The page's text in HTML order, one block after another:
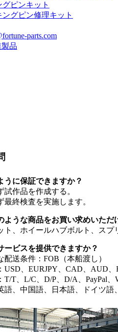
グピンキット
ングピン修理キット
parts.com
品
うに保証できますか？
試作品を作成する。
最終検査を実施します。
ような商品をお買い求めいただ
ト、ホイールハブボルト、スプ
ービスを提供できますか？
配送条件：FOB（本船渡し）
USD、EURJPY、CAD、AUD
T/T、L/C、D/P、D/A、PayPal、
語、中国語、日本語、ドイツ語